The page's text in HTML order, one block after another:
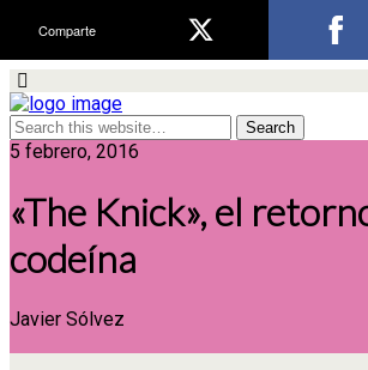
5 febrero, 2016
«The Knick», el
codeína
Javier Sólvez
Comparte